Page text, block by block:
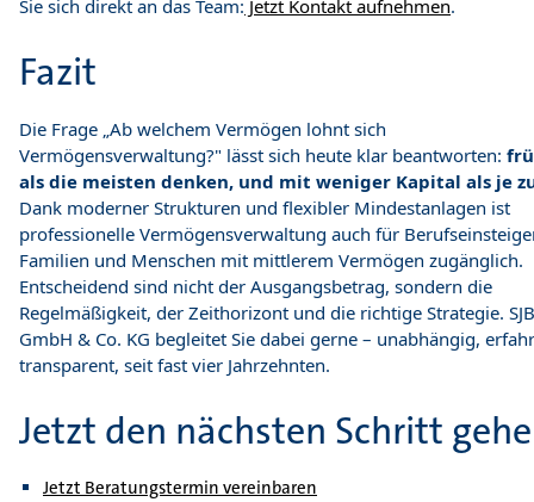
Sie sich direkt an das Team: Jetzt Kontakt aufnehmen.
Fazit
Die Frage „Ab welchem Vermögen lohnt sich
Vermögensverwaltung?" lässt sich heute klar beantworten:
als die meisten denken, und mit weniger Kapital als je
Dank moderner Strukturen und flexibler Mindestanlagen ist
professionelle Vermögensverwaltung auch für
Familien und Menschen mit mittlerem Vermögen zugänglich.
Entscheidend sind nicht der Ausgangsbetrag, sondern die
Regelmäßigkeit, der Zeithorizont und die richtige Strategie.
GmbH & Co. KG begleitet Sie dabei gerne – unabhängig,
transparent, seit fast vier Jahrzehnten.
Jetzt den nächsten Schritt
Jetzt Beratungstermin vereinbaren